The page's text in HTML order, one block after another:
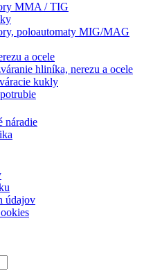
MMA / TIG
poloautomaty MIG/MAG
a ocele
hliníka, nerezu a ocele
kukly
náradie
údajov